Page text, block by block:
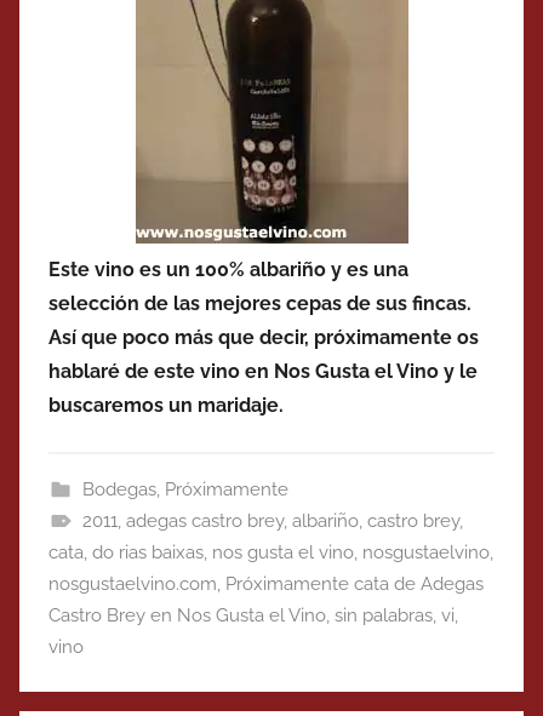
Este vino es un 100% albariño y es una
selección de las mejores cepas de sus fincas.
Así que poco más que decir, próximamente os
hablaré de este vino en Nos Gusta el Vino y le
buscaremos un maridaje.
Bodegas, Próximamente
2011, adegas castro brey, albariño, castro brey,
cata, do rias baixas, nos gusta el vino, nosgustaelvino,
nosgustaelvino.com, Próximamente cata de Adegas
Castro Brey en Nos Gusta el Vino, sin palabras, vi,
vino